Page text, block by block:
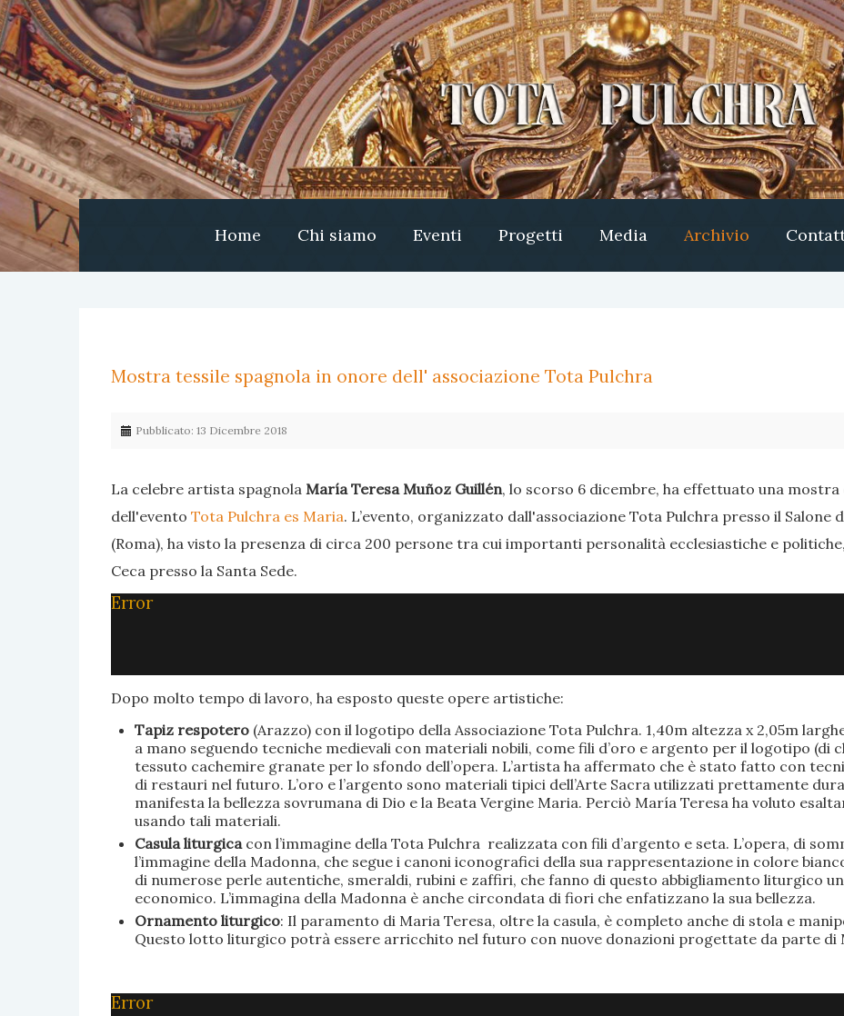
Home Chi siamo Eventi Progetti Media Archivio
Mostra tessile spagnola in onore dell' associazione Tota Pulchra
Pubblicato: 13 Dicembre 2018
La celebre artista spagnola María Teresa Muñoz Guillén, lo scorso 6 dicembre, ha effettuato una
dell'evento Tota Pulchra es Maria. L’evento, organizzato dall'associazione Tota Pulchra presso il Salone
(Roma), ha visto la presenza di circa 200 persone tra cui importanti personalità ecclesiastiche e
Ceca presso la Santa Sede.
Error
Dopo molto tempo di lavoro, ha esposto queste opere artistiche:
Tapiz respotero(Arazzo) con il logotipo della Associazione Tota Pulchra. 1,40m altezza x 2,05m
a mano seguendo tecniche medievali con materiali nobili, come fili d’oro e argento per il logotipo (di
tessuto cachemire granate per lo sfondo dell’opera. L’artista ha affermato che è stato fatto con
di restauri nel futuro. L’oro e l’argento sono materiali tipici dell’Arte Sacra utilizzati prettamente
manifesta la bellezza sovrumana di Dio e la Beata Vergine Maria. Perciò María Teresa ha voluto
usando tali materiali.
Casula liturgica con l’immagine della Tota Pulchra realizzata con fili d’argento e seta. L’opera, di
l’immagine della Madonna, che segue i canoni iconografici della sua rappresentazione in colore
di numerose perle autentiche, smeraldi, rubini e zaffiri, che fanno di questo abbigliamento liturgico
economico. L’immagina della Madonna è anche circondata di fiori che enfatizzano la sua bellezza.
Ornamento liturgico: Il paramento di Maria Teresa, oltre la casula, è completo anche di stola e
Questo lotto liturgico potrà essere arricchito nel futuro con nuove donazioni progettate da parte di
Error